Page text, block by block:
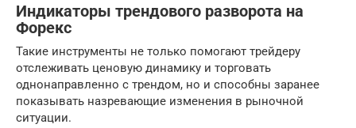
Индикаторы трендового разворота на
Форекс
Такие инструменты не только помогают трейдеру
отслеживать ценовую динамику и торговать
однонаправленно с трендом, но и способны заранее
показывать назревающие изменения в рыночной
ситуации.